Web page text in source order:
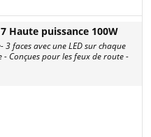
Haute puissance 100W
3 faces avec une LED sur chaque
Conçues pour les feux de route -